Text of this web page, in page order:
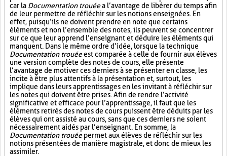
car la Documentation trouéea l’avantage de libérer du temps afin
de leur permettre de réfléchir sur les notions enseignées. En
effet, puisqu’ils ne doivent prendre en note que certains
éléments et non l’ensemble des notes, ils peuvent se concentrer
sur ce que leur apprend l’enseignant et déduire les éléments qui
manquent. Dans le même ordre d’idée, lorsque la technique
Documentation trouéeest comparée à celle de fournir aux élèves
une version complète des notes de cours, elle présente
l’avantage de motiver ces derniers à se présenter en classe, les
incite à être plus attentifs à la présentation et, surtout, les
implique dans leurs apprentissages en les invitant à réfléchir sur
les notes qui doivent être prises. Afin de rendre l’activité
significative et efficace pour l’apprentissage, il faut que les
éléments retirés des notes de cours puissent être déduits par les
élèves qui ont assisté au cours, sans que ces derniers ne soient
nécessairement aidés par l’enseignant. En somme, la
Documentation trouéepermet aux élèves de réfléchir sur les
notions présentées de manière magistrale, et donc de mieux les
assimiler.